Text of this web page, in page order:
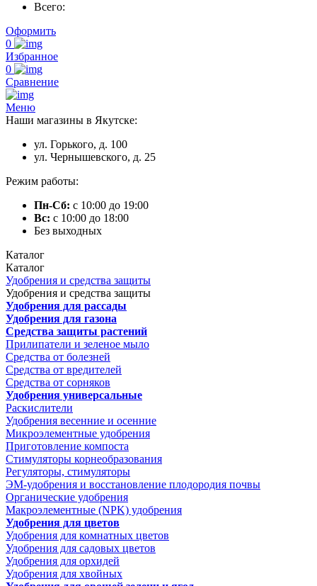
Всего:
Оформить
0
Избранное
0
Сравнение
Меню
Наши магазины в Якутске:
ул. Горького, д. 100
ул. Чернышевского, д. 25
Режим работы:
Пн-Сб: с 10:00 до 19:00
Вс: с 10:00 до 18:00
Без выходных
Каталог
Каталог
Удобрения и средства защиты
Удобрения и средства защиты
Удобрения для рассады
Удобрения для газона
Средства защиты растений
Прилипатели и зеленое мыло
Средства от болезней
Средства от вредителей
Средства от сорняков
Удобрения универсальные
Раскислители
Удобрения весенние и осенние
Микроэлементные удобрения
Приготовление компоста
Стимуляторы корнеобразования
Регуляторы, стимуляторы
ЭМ-удобрения и восстановление плодородия почвы
Органические удобрения
Макроэлементные (NPK) удобрения
Удобрения для цветов
Удобрения для комнатных цветов
Удобрения для садовых цветов
Удобрения для орхидей
Удобрения для хвойных